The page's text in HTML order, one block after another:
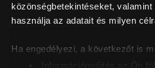
közönségbetekintéseket,
használja az adatait és milyen
Ha engedélyezi, a következőt is
©